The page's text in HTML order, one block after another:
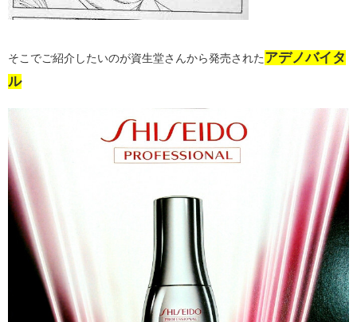
そこでご紹介したいのが資生堂さんから発売されたアデノバイタ
ル